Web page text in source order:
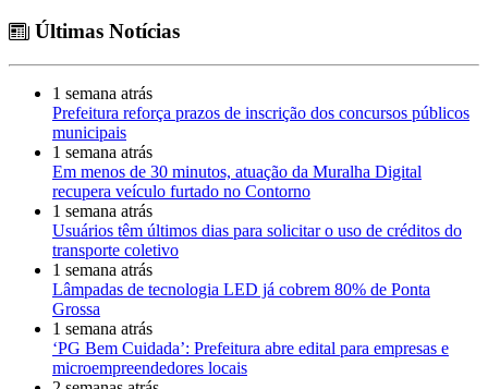
Últimas Notícias
1 semana atrás
Prefeitura reforça prazos de inscrição dos concursos públicos
municipais
1 semana atrás
Em menos de 30 minutos, atuação da Muralha Digital
recupera veículo furtado no Contorno
1 semana atrás
Usuários têm últimos dias para solicitar o uso de créditos do
transporte coletivo
1 semana atrás
Lâmpadas de tecnologia LED já cobrem 80% de Ponta
Grossa
1 semana atrás
‘PG Bem Cuidada’: Prefeitura abre edital para empresas e
microempreendedores locais